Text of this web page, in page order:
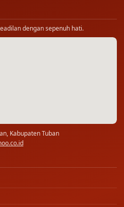
dengan sepenuh hati.
Kabupaten Tuban